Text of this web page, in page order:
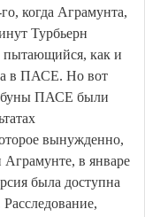
когда Аграмунта,
Турбьерн
пытающийся, как и
в ПАСЕ. Но вот
ПАСЕ были
вынужденно,
Аграмунте, в январе
была доступна
Расследование,